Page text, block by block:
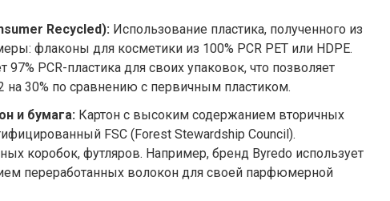
Recycled): Использование пластика, полученного из
флаконы для косметики из 100% PCR PET или HDPE.
97% PCR-пластика для своих упаковок, что позволяет
на 30% по сравнению с первичным пластиком.
и бумага: Картон с высоким содержанием вторичных
FSC (Forest Stewardship Council).
коробок, футляров. Например, бренд Byredo использует
переработанных волокон для своей парфюмерной